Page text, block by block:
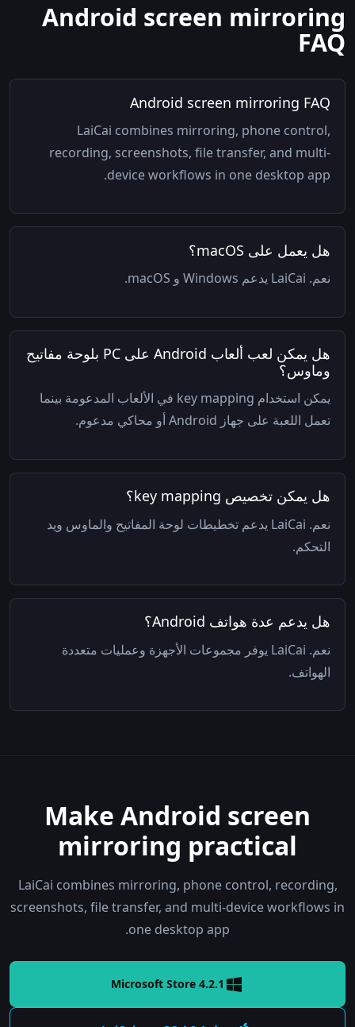
Android screen mirroring
FAQ
Android screen mirroring FAQ
LaiCai combines mirroring, phone control,
recording, screenshots, file transfer, and multi-
device workflows in one desktop app.
هل يعمل على macOS؟
نعم. LaiCai يدعم Windows و macOS.
هل يمكن لعب ألعاب Android على PC بلوحة مفاتيح
وماوس؟
يمكن استخدام key mapping في الألعاب المدعومة بينما
تعمل اللعبة على جهاز Android أو محاكي مدعوم.
هل يمكن تخصيص key mapping؟
نعم. LaiCai يدعم تخطيطات لوحة المفاتيح والماوس ويد
التحكم.
هل يدعم عدة هواتف Android؟
نعم. LaiCai يوفر مجموعات الأجهزة وعمليات متعددة
الهواتف.
Make Android screen
mirroring practical
LaiCai combines mirroring, phone control, recording,
screenshots, file transfer, and multi-device workflows in
one desktop app.
Microsoft Store 4.2.1